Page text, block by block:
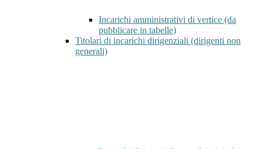
Incarichi amministrativi di vertice (da
pubblicare in tabelle)
Titolari di incarichi dirigenziali (dirigenti non
generali)